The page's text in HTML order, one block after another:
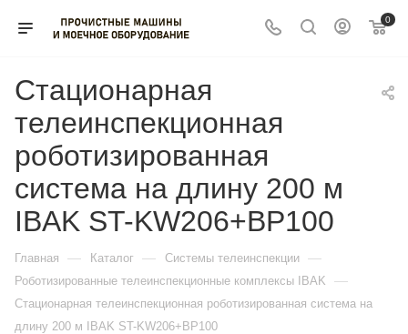
0
Стационарная
телеинспекционная
роботизированная
система на длину 200 м
IBAK ST-KW206+BP100
Главная — Каталог — Системы телеинспекции —
Роботизированные телеинспекционные комплексы IBAK —
Стационарная телеинспекционная роботизированная система на
длину 200 м IBAK ST-KW206+BP100